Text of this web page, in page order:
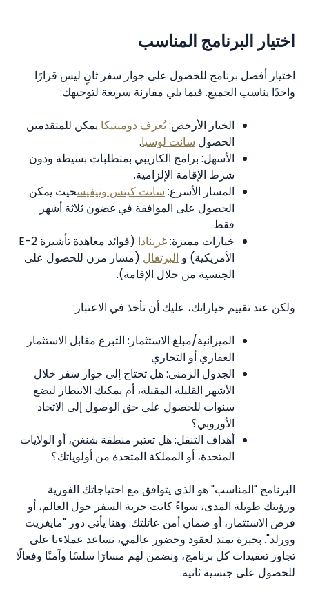
اختيار البرنامج المناسب
اختيار أفضل برنامج للحصول على جواز سفر ثانٍ ليس قرارًا
واحدًا يناسب الجميع. فيما يلي مقارنة سريعة لتوجيهك:
الخيار الأرخص:تُعرف دومينيكا يمكن للمتقدمين
الحصول سانت لوسيا.
الأسهل: برامج الكاريبي بمتطلبات بسيطة ودون
شرط الإقامة الإلزامية.
المسار الأسرع: سانت كيتس ونيفيسحيث يمكن
الحصول على الموافقة في غضون ثلاثة أشهر
فقط.
خيارات مميزة:غرينادا
(فوائد معاهدة تأشيرة E-2
الأمريكية) و البرتغال (مسار مرن للحصول على
الجنسية من خلال الإقامة).
ولكن عند تقييم خياراتك، عليك أن تأخذ في الاعتبار:
الميزانية/مبلغ الاستثمار: التبرع مقابل الاستثمار
العقاري أو التجاري
الجدول الزمني: هل تحتاج إلى جواز سفر خلال
الأشهر القليلة المقبلة، أم يمكنك الانتظار لبضع
سنوات للحصول على حق الوصول إلى الاتحاد
الأوروبي؟
أهداف التنقل: هل تعتبر منطقة شنغن، أو الولايات
المتحدة، أو المملكة المتحدة من أولوياتك؟
البرنامج "المناسب" هو الذي يتوافق مع احتياجاتك الفورية
ورؤيتك طويلة المدى، سواءً كانت حرية السفر حول العالم، أو
فرص الاستثمار، أو ضمان أمن عائلتك. وهنا يأتي دور "مايغريت
وورلد". بخبرة تمتد لعقود وحضور عالمي، نساعد عملاءنا على
تجاوز تعقيدات كل برنامج، ونضمن لهم مسارًا سلسًا وآمنًا وفعالًا
للحصول على جنسية ثانية.